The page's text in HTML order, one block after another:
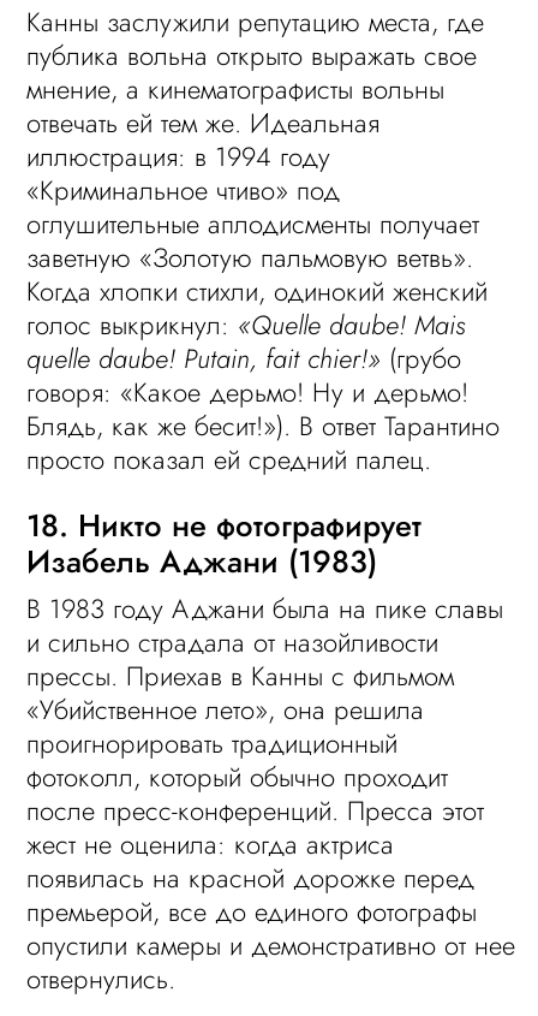
Канны заслужили репутацию места, где
публика вольна открыто выражать свое
мнение, а кинематографисты вольны
отвечать ей тем же. Идеальная
иллюстрация: в 1994 году
«Криминальное чтиво» под
оглушительные аплодисменты получает
заветную «Золотую пальмовую ветвь».
Когда хлопки стихли, одинокий женский
голос выкрикнул: «Quelle daube! Mais
quelle daube! Putain, fait chier!» (грубо
говоря: «Какое дерьмо! Ну и дерьмо!
Блядь, как же бесит!»). В ответ Тарантино
просто показал ей средний палец.
18. Никто не фотографирует
Изабель Аджани (1983)
В 1983 году Аджани была на пике славы
и сильно страдала от назойливости
прессы. Приехав в Канны с фильмом
«Убийственное лето», она решила
проигнорировать традиционный
фотоколл, который обычно проходит
после пресс-конференций. Пресса этот
жест не оценила: когда актриса
появилась на красной дорожке перед
премьерой, все до единого фотографы
опустили камеры и демонстративно от нее
отвернулись.